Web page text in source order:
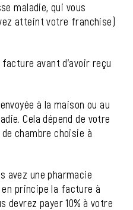
maladie, qui vous
atteint votre franchise)
avant d'avoir reçu
à la maison ou au
Cela dépend de votre
chambre choisie à
avez une pharmacie
principe la facture à
devrez payer 10% à votre